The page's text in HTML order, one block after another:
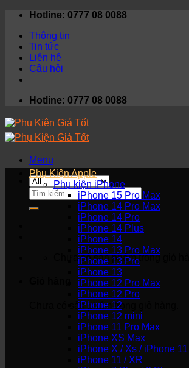
Skip
content
Hotline: 0777 08 0088
Thông tin
Tin tức
Liên hệ
Câu hỏi
Hotline: 0777 08 0088
Menu
Tìm
kiếm:
Chưa có sản phẩm trong giỏ
Chưa có sản phẩm trong giỏ hàng.
Phụ Kiện Apple
Phụ kiện iPhone
iPhone 15 Pro Max
iPhone 14 Pro Max
iPhone 14 Pro
iPhone 14 Plus
iPhone 14
iPhone 13 Pro Max
iPhone 13 Pro
iPhone 13
iPhone 12 Pro Max
iPhone 12 Pro
iPhone 12
iPhone 12 mini
iPhone 11 Pro Max
iPhone XS Max
iPhone X / Xs / iPhone
iPhone 11 / XR